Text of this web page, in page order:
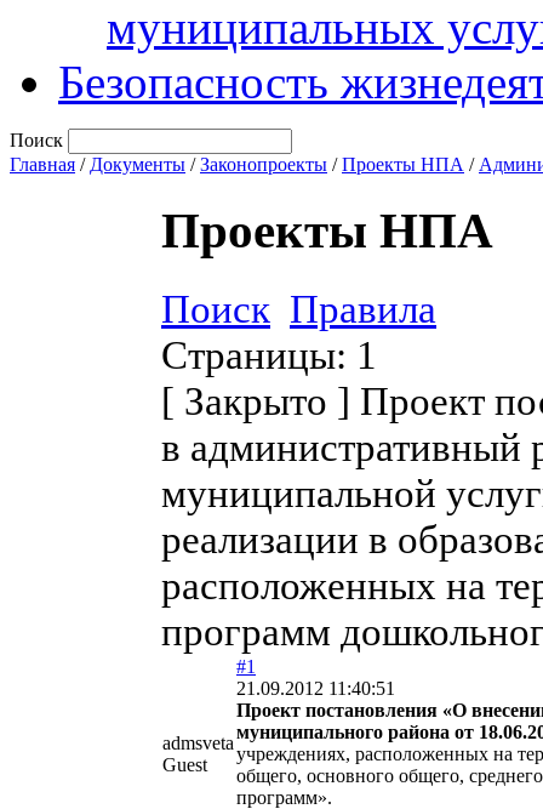
муниципальных
Безопасность
Поиск
Главная / Документы /Законопроекты /Проекты НПА /
Проекты НПА
Поиск Правила
Страницы: 1
[ Закрыто ] Проект
в административный
муниципальной
реализации в
расположенных на
программ
admsveta
Guest
#1
21.09.2012 11:40:51
Проект постановления «О
муниципального района от
учреждениях, расположенных на
общего, основного общего,
программ».